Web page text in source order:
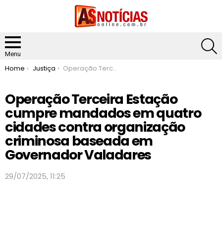
Menu
You are here:
Home Justiça Operação Terceira Estação cumpre mandados em quatro cidades contra organização criminosa baseada em Governador Valadares
Operação Terceira Estação
cumpre mandados em quatro
cidades contra organização
criminosa baseada em
Governador Valadares
29/07/2025, 11:25